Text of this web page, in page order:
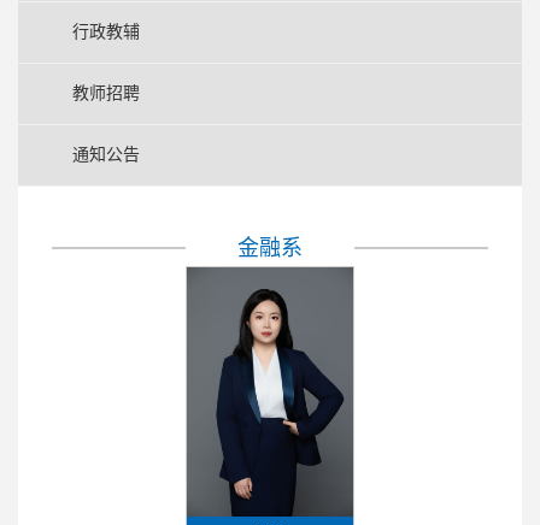
行政教辅
教师招聘
通知公告
金融系